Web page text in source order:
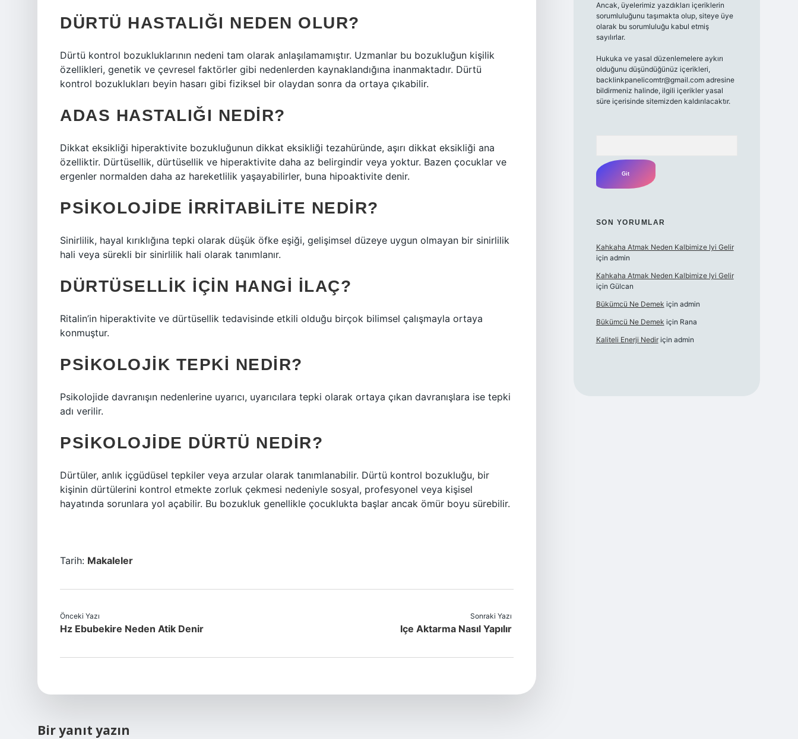
DÜRTÜ HASTALIĞI NEDEN OLUR?
Dürtü kontrol bozukluklarının nedeni tam olarak anlaşılamamıştır. Uzmanlar bu bozukluğun kişilik
özellikleri, genetik ve çevresel faktörler gibi nedenlerden kaynaklandığına inanmaktadır. Dürtü
kontrol bozuklukları beyin hasarı gibi fiziksel bir olaydan sonra da ortaya çıkabilir.
ADAS HASTALIĞI NEDIR?
Dikkat eksikliği hiperaktivite bozukluğunun dikkat eksikliği tezahüründe, aşırı dikkat eksikliği ana
özelliktir. Dürtüsellik, dürtüsellik ve hiperaktivite daha az belirgindir veya yoktur. Bazen çocuklar ve
ergenler normalden daha az hareketlilik yaşayabilirler, buna hipoaktivite denir.
PSIKOLOJIDE IRRITABILITE NEDIR?
Sinirlilik, hayal kırıklığına tepki olarak düşük öfke eşiği, gelişimsel düzeye uygun olmayan bir sinirlilik
hali veya sürekli bir sinirlilik hali olarak tanımlanır.
DÜRTÜSELLIK IÇIN HANGI ILAÇ?
Ritalin’in hiperaktivite ve dürtüsellik tedavisinde etkili olduğu birçok bilimsel çalışmayla ortaya
konmuştur.
PSIKOLOJIK TEPKI NEDIR?
Psikolojide davranışın nedenlerine uyarıcı, uyarıcılara tepki olarak ortaya çıkan davranışlara ise tepki
adı verilir.
PSIKOLOJIDE DÜRTÜ NEDIR?
Dürtüler, anlık içgüdüsel tepkiler veya arzular olarak tanımlanabilir. Dürtü kontrol bozukluğu, bir
kişinin dürtülerini kontrol etmekte zorluk çekmesi nedeniyle sosyal, profesyonel veya kişisel
hayatında sorunlara yol açabilir. Bu bozukluk genellikle çocuklukta başlar ancak ömür boyu sürebilir.
Tarih: Makaleler
Önceki Yazı
Hz Ebubekire Neden Atik Denir
Sonraki Yazı
Içe Aktarma Nasıl Yapılır
Bir yanıt yazın
Ancak, üyelerimiz yazdıkları içeriklerin
sorumluluğunu taşımakta olup, siteye üye
olarak bu sorumluluğu kabul etmiş
sayılırlar.
Hukuka ve yasal düzenlemelere aykırı
olduğunu düşündüğünüz içerikleri,
backlinkpanelicomtr@gmail.comadresine
bildirmeniz halinde, ilgili içerikler yasal
süre içerisinde sitemizden kaldırılacaktır.
SON YORUMLAR
Kahkaha Atmak Neden Kalbimize Iyi Gelir
için admin
Kahkaha Atmak Neden Kalbimize Iyi Gelir
için Gülcan
Bükümcü Ne Demek için admin
Bükümcü Ne Demek için Rana
Kaliteli Enerji Nediriçin admin